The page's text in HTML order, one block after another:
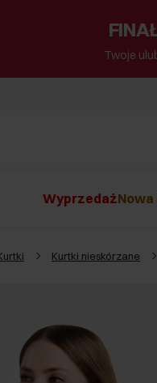
Twoje
WyprzedażNowa
Kurtki nieskórzane